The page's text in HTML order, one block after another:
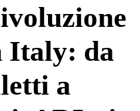
Italy: da
a